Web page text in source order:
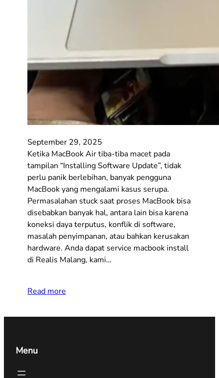
September 29, 2025
Ketika MacBook Air tiba-tiba macet pada
tampilan “Installing Software Update”, tidak
perlu panik berlebihan, banyak pengguna
MacBook yang mengalami kasus serupa.
Permasalahan stuck saat proses MacBook bisa
disebabkan banyak hal, antara lain bisa karena
koneksi daya terputus, konflik di software,
masalah penyimpanan, atau bahkan kerusakan
hardware. Anda dapat service macbook install
di Realis Malang, kami…
Read more
Menu